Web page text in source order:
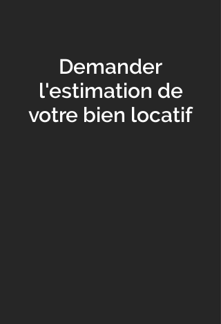
Demander
l'estimation de
votre bien locatif